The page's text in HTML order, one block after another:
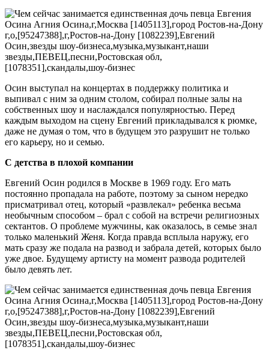
Осин выступал на концертах в поддержку политика и
выпивал с ним за одним столом, собирал полные залы на
собственных шоу и наслаждался популярностью. Перед
каждым выходом на сцену Евгений прикладывался к рюмке,
даже не думая о том, что в будущем это разрушит не только
его карьеру, но и семью.
С детства в плохой компании
Евгений Осин родился в Москве в 1969 году. Его мать
постоянно пропадала на работе, поэтому за сыном нередко
присматривал отец, который «развлекал» ребенка весьма
необычным способом – брал с собой на встречи религиозных
сектантов. О проблеме мужчины, как оказалось, в семье знал
только маленький Женя. Когда правда всплыла наружу, его
мать сразу же подала на развод и забрала детей, которых было
уже двое. Будущему артисту на момент развода родителей
было девять лет.